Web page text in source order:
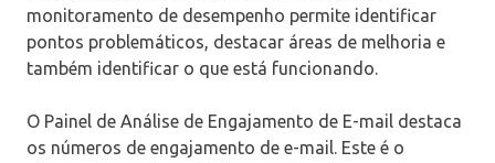
monitoramento de desempenho permite identificar
pontos problemáticos, destacar áreas de melhoria e
também identificar o que está funcionando.
O Painel de Análise de Engajamento de E-mail destaca
os números de engajamento de e-mail. Este é o